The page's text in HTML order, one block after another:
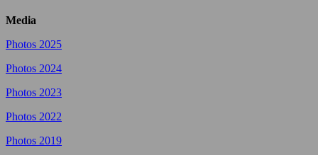
Media
Photos 2025
Photos 2024
Photos 2023
Photos 2022
Photos 2019